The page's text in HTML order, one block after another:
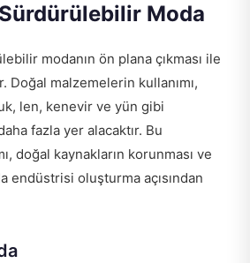
Moda
modanın ön plana çıkması ile
malzemelerin kullanımı,
len, kenevir ve yün gibi
fazla yer alacaktır. Bu
doğal kaynakların korunması ve
endüstrisi oluşturma açısından